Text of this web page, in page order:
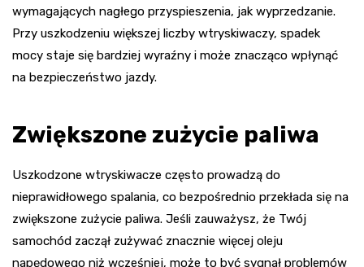
wymagających nagłego przyspieszenia, jak wyprzedzanie.
Przy uszkodzeniu większej liczby wtryskiwaczy, spadek
mocy staje się bardziej wyraźny i może znacząco wpłynąć
na bezpieczeństwo jazdy.
Zwiększone zużycie paliwa
Uszkodzone wtryskiwacze często prowadzą do
nieprawidłowego spalania, co bezpośrednio przekłada się na
zwiększone zużycie paliwa. Jeśli zauważysz, że Twój
samochód zaczął zużywać znacznie więcej oleju
napędowego niż wcześniej, może to być sygnał problemów